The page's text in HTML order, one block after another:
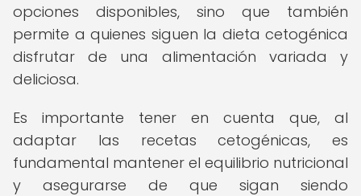
opciones disponibles, sino que también
permite a quienes siguen la dieta cetogénica
disfrutar de una alimentación variada y
deliciosa.
Es importante tener en cuenta que, al
adaptar las recetas cetogénicas, es
fundamental mantener el equilibrio nutricional
y asegurarse de que sigan siendo